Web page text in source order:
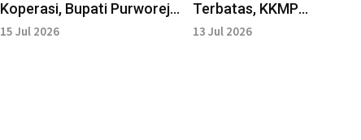
Koperasi, Bupati Purworejo
Perkuat Peran Kopdes
15 Jul 2026
Terbatas, KKMP
Sampangan Pasok Stok
13 Jul 2026